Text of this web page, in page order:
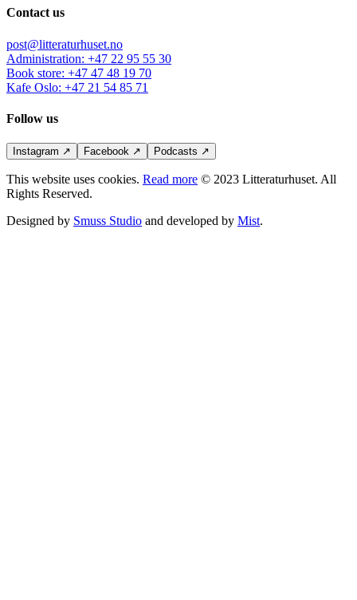
Contact us
post@litteraturhuset.no
Administration: +47 22 95 55 30
Book store: +47 47 48 19 70
Kafe Oslo: +47 21 54 85 71
Follow us
Instagram ↗ Facebook ↗ Podcasts ↗
This website uses cookies. Read more © 2023 Litteraturhuset. All
Rights Reserved.
Designed by Smuss Studio and developed by Mist.